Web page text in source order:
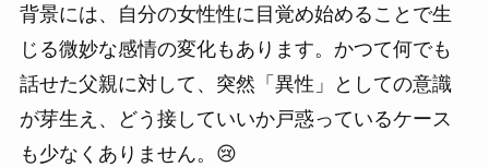
背景には、自分の女性性に目覚め始めることで生
じる微妙な感情の変化もあります。かつて何でも
話せた父親に対して、突然「異性」としての意識
が芽生え、どう接していいか戸惑っているケース
も少なくありません。😢